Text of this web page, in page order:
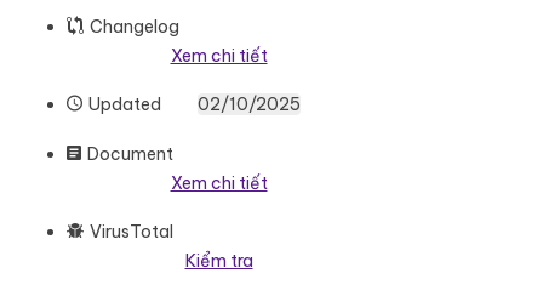
Changelog
Xem chi tiết
Updated 02/10/2025
Document
Xem chi tiết
VirusTotal
Kiểm tra